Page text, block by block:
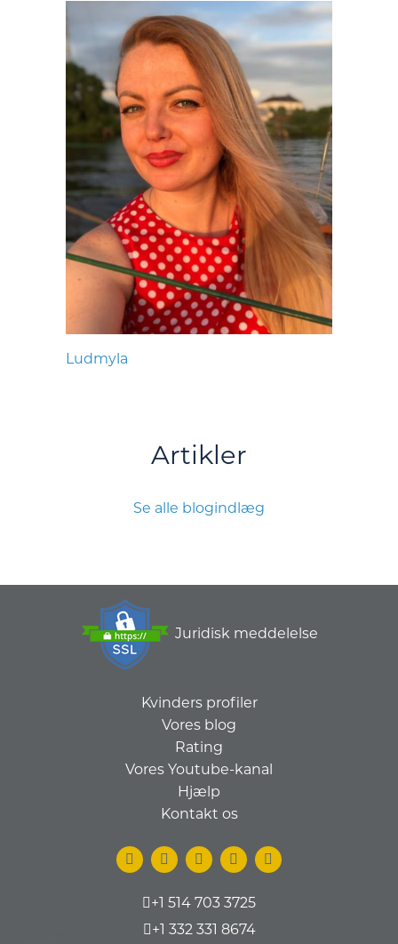
Ludmyla
Artikler
Se alle blogindlæg
Juridisk meddelelse
Kvinders profiler
Vores blog
Rating
Vores Youtube-kanal
Hjælp
Kontakt os
+1 514 703 3725
+1 332 331 8674